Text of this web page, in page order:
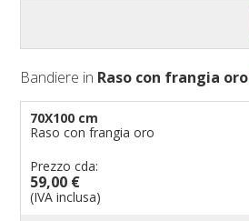
Bandiere in Raso con frangia oro
70X100 cm
Raso con frangia oro
Prezzo cda:
59,00 €
(IVA inclusa)